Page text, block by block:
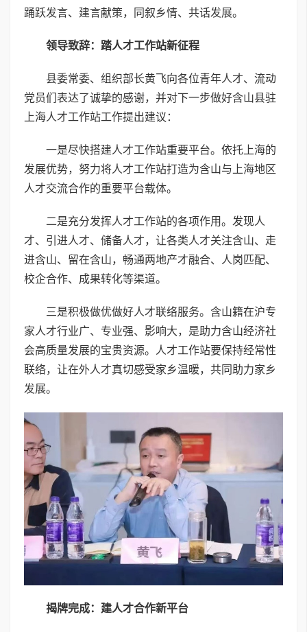
踊跃发言、建言献策，同叙乡情、共话发展。
领导致辞：踏人才工作站新征程
县委常委、组织部长黄飞向各位青年人才、流动
党员们表达了诚挚的感谢，并对下一步做好含山县驻
上海人才工作站工作提出建议：
一是尽快搭建人才工作站重要平台。依托上海的
发展优势，努力将人才工作站打造为含山与上海地区
人才交流合作的重要平台载体。
二是充分发挥人才工作站的各项作用。发现人
才、引进人才、储备人才，让各类人才关注含山、走
进含山、留在含山，畅通两地产才融合、人岗匹配、
校企合作、成果转化等渠道。
三是积极做优做好人才联络服务。含山籍在沪专
家人才行业广、专业强、影响大，是助力含山经济社
会高质量发展的宝贵资源。人才工作站要保持经常性
联络，让在外人才真切感受家乡温暖，共同助力家乡
发展。
揭牌完成：建人才合作新平台